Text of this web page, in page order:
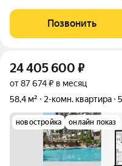
подогреваемыми
бизнес-класса. Аквазона
Позвонить
24 405 600 ₽
от 87 674 ₽ в месяц
58,4 м²
2-комн. квартира
новостройка онлайн показ